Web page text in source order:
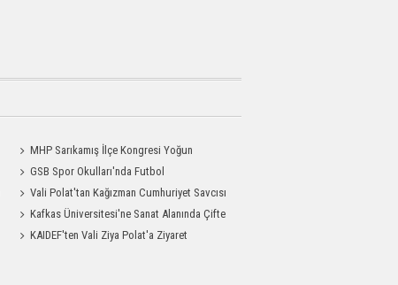
MHP Sarıkamış İlçe Kongresi Yoğun
Katılımla Gerçekleştirildi
GSB Spor Okulları'nda Futbol
Antrenmanları Sürüyor
Vali Polat'tan Kağızman Cumhuriyet Savcısı
Eravcı'ya Ziyaret
Kafkas Üniversitesi'ne Sanat Alanında Çifte
GururKAIDEF'ten Vali Ziya Polat'a Ziyaret